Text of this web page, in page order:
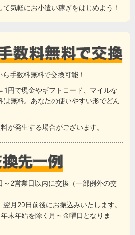
気軽にお小遣い稼ぎをはじめよう！
手数料無料で交換可能！
1円で現金やギフトコード、マイルな
は無料。あなたの使いやすい形でどん
が発生する場合がございます。
～2営業日以内に交換（一部例外の交
月20日前後にお振込みいたします。
末年始を除く月～金曜日となりま